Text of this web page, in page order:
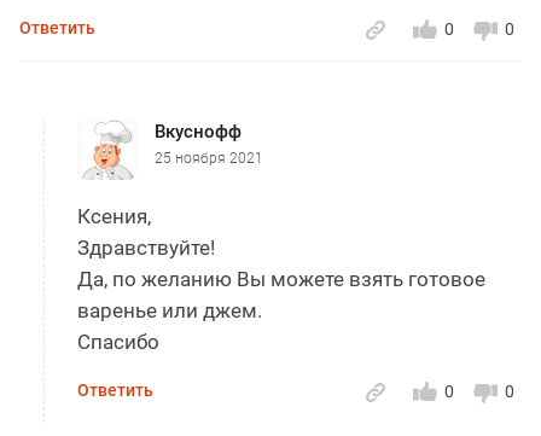
0
0
Ответить
Вкуснофф
25 ноября 2021
Ксения,
Здравствуйте!
Да, по желанию Вы можете взять готовое
варенье или джем.
Спасибо
0
0
Ответить